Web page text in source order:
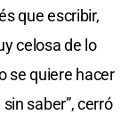
que escribir,
celosa de lo
se quiere hacer
saber”, cerró